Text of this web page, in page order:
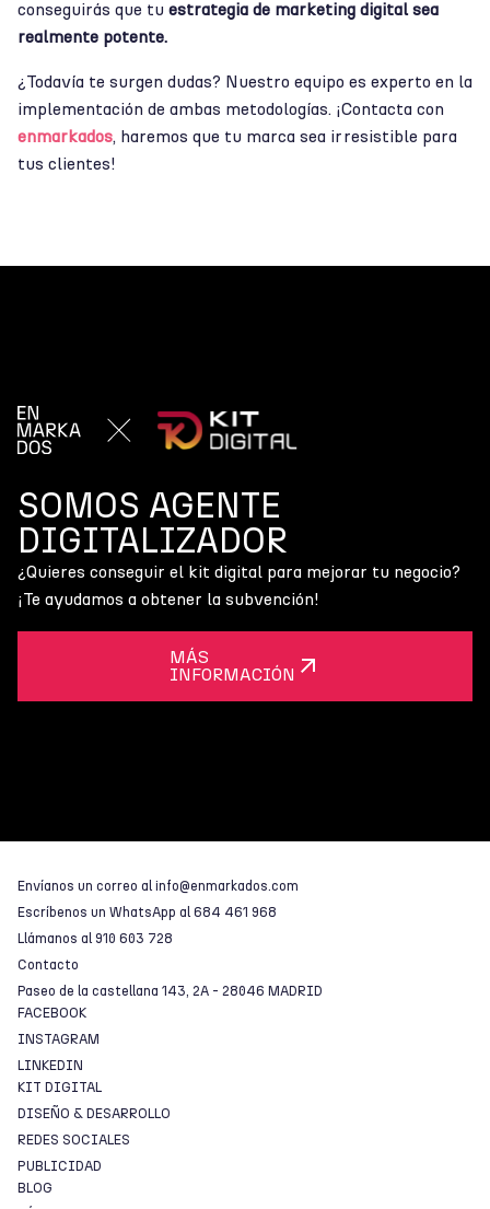
conseguirás que tu estrategia de marketing digital sea
realmente potente.
¿Todavía te surgen dudas? Nuestro equipo es experto en la
implementación de ambas metodologías. ¡Contacta con
enmarkados, haremos que tu marca sea irresistible para
tus clientes!
SOMOS AGENTE
DIGITALIZADOR
¿Quieres conseguir el kit digital para mejorar tu negocio?
¡Te ayudamos a obtener la subvención!
MÁS
INFORMACIÓN
Envíanos un correo al info@enmarkados.com
Escríbenos un WhatsApp al 684 461 968
Llámanos al 910 603 728
Contacto
Paseo de la castellana 143, 2A - 28046 MADRID
FACEBOOK
INSTAGRAM
LINKEDIN
KIT DIGITAL
DISEÑO & DESARROLLO
REDES SOCIALES
PUBLICIDAD
BLOG